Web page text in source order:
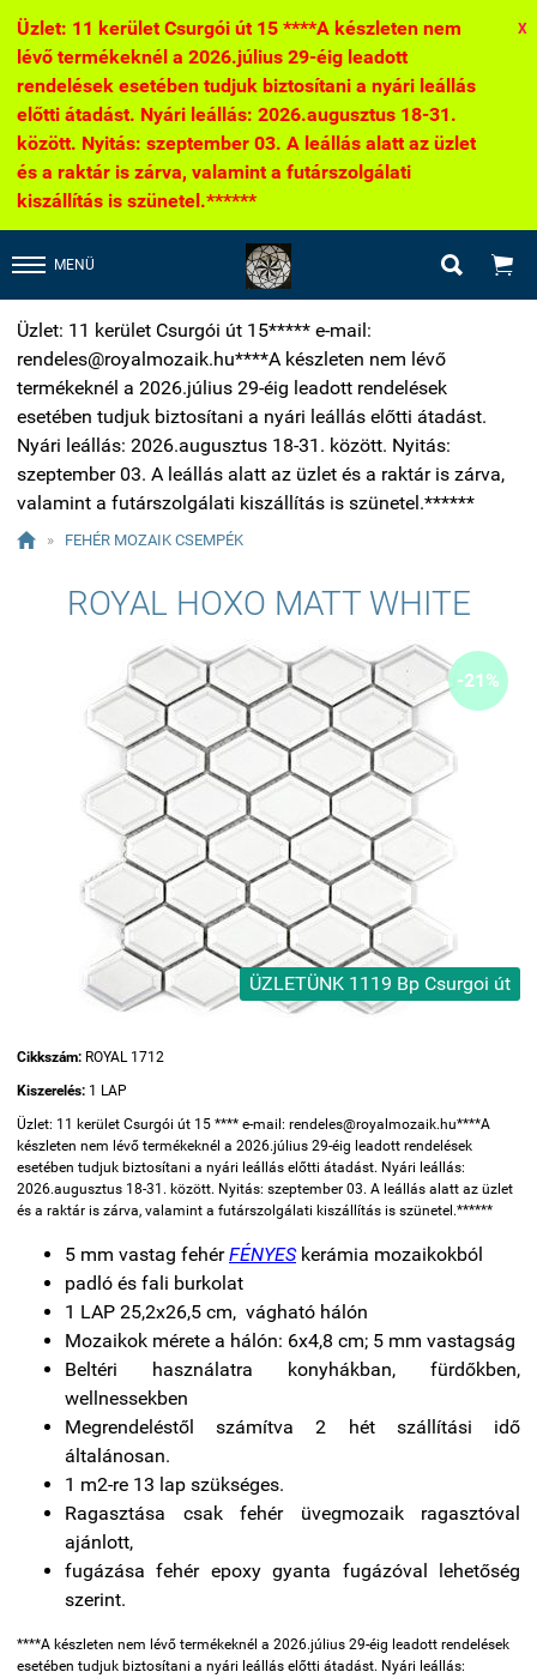
Üzlet: 11 kerület Csurgói út 15 ****A készleten nem
lévő termékeknél a 2026.július 29-éig leadott
rendelések esetében tudjuk biztosítani a nyári leállás
előtti átadást. Nyári leállás: 2026.augusztus 18-31.
között. Nyitás: szeptember 03. A leállás alatt az üzlet
és a raktár is zárva, valamint a futárszolgálati
kiszállítás is szünetel.******
X
MENÜ  
Üzlet: 11 kerület Csurgói út 15***** e-mail:
rendeles@royalmozaik.hu****A készleten nem lévő
termékeknél a 2026.július 29-éig leadott rendelések
esetében tudjuk biztosítani a nyári leállás előtti átadást.
Nyári leállás: 2026.augusztus 18-31. között. Nyitás:
szeptember 03. A leállás alatt az üzlet és a raktár is zárva,
valamint a futárszolgálati kiszállítás is szünetel.******
 » FEHÉR MOZAIK CSEMPÉK
ROYAL HOXO MATT WHITE
-21%
ÜZLETÜNK 1119 Bp Csurgoi út
Cikkszám: ROYAL 1712
Kiszerelés: 1 LAP
Üzlet: 11 kerület Csurgói út 15 **** e-mail: rendeles@royalmozaik.hu****A
készleten nem lévő termékeknél a 2026.július 29-éig leadott rendelések
esetében tudjuk biztosítani a nyári leállás előtti átadást. Nyári leállás:
2026.augusztus 18-31. között. Nyitás: szeptember 03. A leállás alatt az üzlet
és a raktár is zárva, valamint a futárszolgálati kiszállítás is szünetel.******
5 mm vastag fehérFÉNYESkerámia mozaikokból
padló és fali burkolat
1 LAP 25,2x26,5 cm, vágható hálón
Mozaikok mérete a hálón: 6x4,8 cm; 5 mm vastagság
Beltéri használatra konyhákban, fürdőkben,
wellnessekben
Megrendeléstől számítva 2 hét szállítási idő
általánosan.
1 m2-re 13 lap szükséges.
Ragasztása csak fehér üvegmozaik ragasztóval
ajánlott,
fugázása fehér epoxy gyanta fugázóval lehetőség
szerint.
****A készleten nem lévő termékeknél a 2026.július 29-éig leadott rendelések
esetében tudjuk biztosítani a nyári leállás előtti átadást. Nyári leállás: